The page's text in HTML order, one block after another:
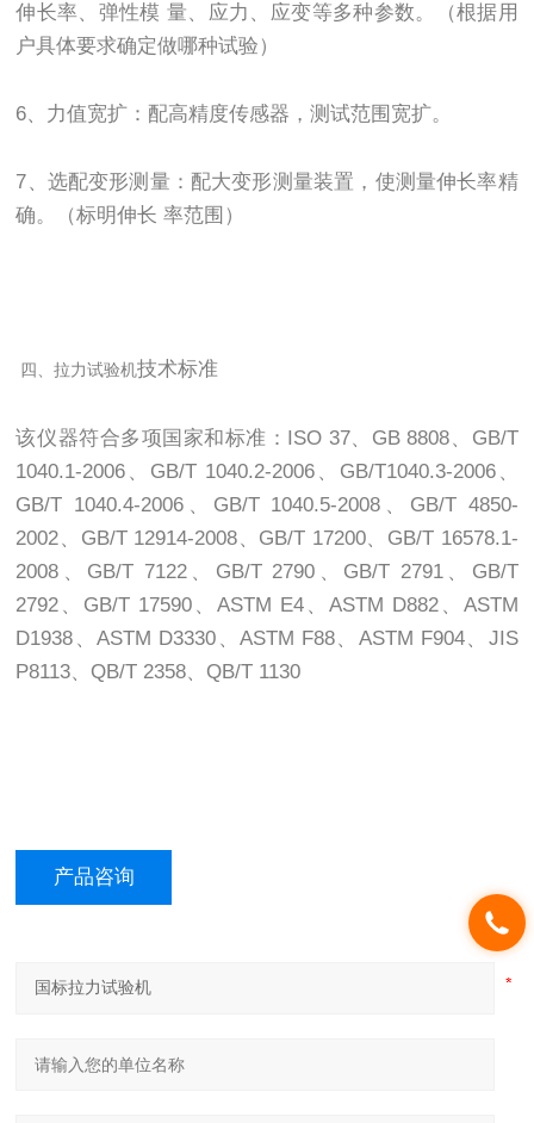
伸长率、弹性模 量、应力、应变等多种参数。（根据用
户具体要求确定做哪种试验）
6、力值宽扩：配高精度传感器，测试范围宽扩。
7、选配变形测量：配大变形测量装置，使测量伸长率精
确。（标明伸长 率范围）
四、拉力试验机技术标准
该仪器符合多项国家和标准：ISO 37、GB 8808、GB/T
1040.1-2006、GB/T 1040.2-2006、GB/T1040.3-2006、
GB/T 1040.4-2006、GB/T 1040.5-2008、GB/T 4850-
2002、GB/T 12914-2008、GB/T 17200、GB/T 16578.1-
2008、GB/T 7122、GB/T 2790、GB/T 2791、GB/T
2792、GB/T 17590、ASTM E4、ASTM D882、ASTM
D1938、ASTM D3330、ASTM F88、ASTM F904、JIS
P8113、QB/T 2358、QB/T 1130
产品咨询